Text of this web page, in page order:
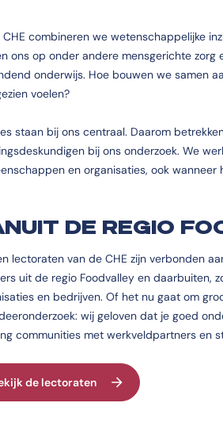
CHE combineren we wetenschappelijke
ons op onder andere mensgerichte zorg
onderwijs. Hoe bouwen we samen
voelen?
staan bij ons centraal. Daarom
bij ons onderzoek. We
en organisaties, ook
DE REGIO
lectoraten van de CHE zijn verbonden
uit de regio Foodvalley en daarbuiten,
en bedrijven.Of het nu gaat om
wij geloven dat je goed
communities met werkveldpartners en
de lectoraten